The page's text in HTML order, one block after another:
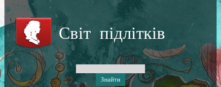
Світ підлітків